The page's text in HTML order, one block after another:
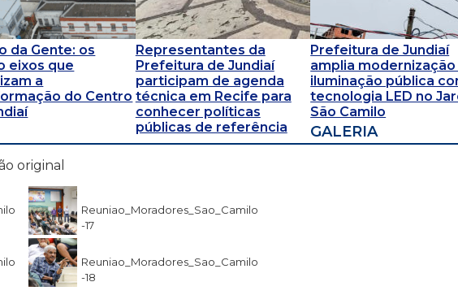
da Gente: os
eixos que
a
do Centro
Representantes da
Prefeitura de Jundiaí
participam de agenda
técnica em Recife para
conhecer políticas
públicas de referência
Prefeitura de Jundiaí
amplia modernização
iluminação pública
tecnologia LED no
São Camilo
GALERIA
original
Reuniao_Moradores_Sao_Camilo
-17
Reuniao_Moradores_Sao_Camilo
-18